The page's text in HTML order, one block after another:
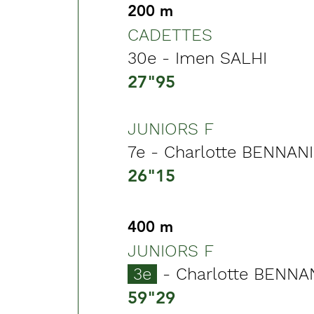
200 m
CADETTES
30e - Imen SALHI
27"95
JUNIORS F
7e - Charlotte BENNANI
26"15
400 m
JUNIORS F
3e
- Charlotte
59"29